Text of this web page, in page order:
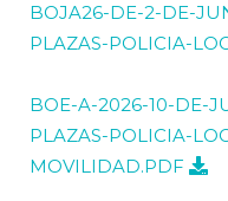
BOJA26-DE-2-DE-
PLAZAS-POLICIA-
BOE-A-2026-10-DE-
PLAZAS-POLICIA-
MOVILIDAD.PDF